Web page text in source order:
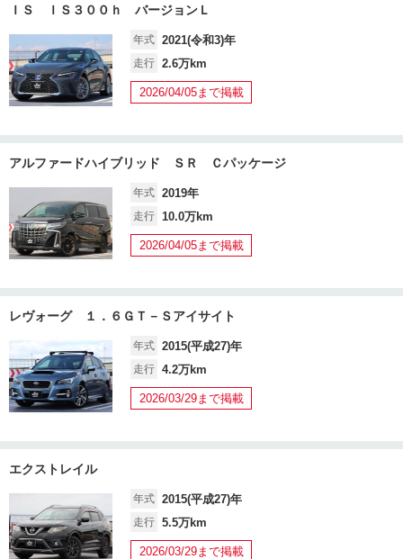
ＩＳ ＩＳ３００ｈ バージョンＬ
年式 2021(令和3)年
走行 2.6万km
2026/04/05まで掲載
アルファードハイブリッド ＳＲ Ｃパッケージ
年式 2019年
走行 10.0万km
2026/04/05まで掲載
レヴォーグ １．６ＧＴ－Ｓアイサイト
年式 2015(平成27)年
走行 4.2万km
2026/03/29まで掲載
エクストレイル
年式 2015(平成27)年
走行 5.5万km
2026/03/29まで掲載